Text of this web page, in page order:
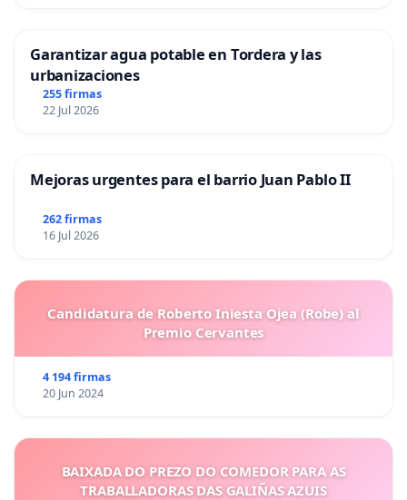
Garantizar agua potable en Tordera y las
urbanizaciones
255 firmas
22 Jul 2026
Mejoras urgentes para el barrio Juan Pablo II
262 firmas
16 Jul 2026
Candidatura de Roberto Iniesta Ojea (Robe) al
Premio Cervantes
4 194 firmas
20 Jun 2024
BAIXADA DO PREZO DO COMEDOR PARA AS
TRABALLADORAS DAS GALIÑAS AZUIS